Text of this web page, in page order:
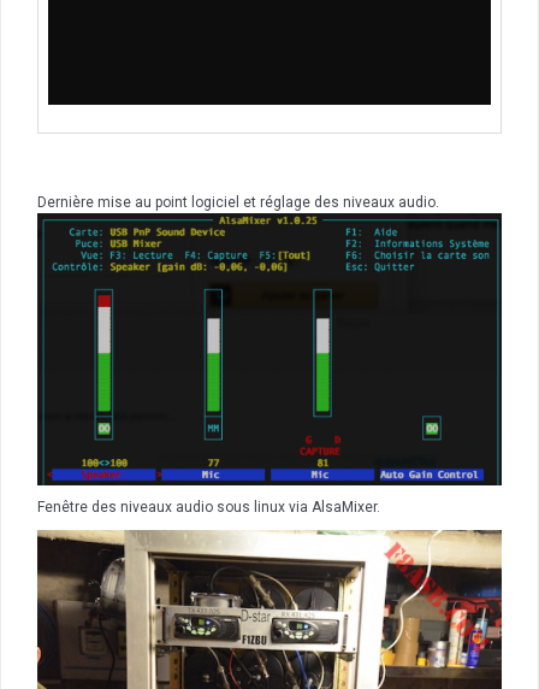
Dernière mise au point logiciel et réglage des niveaux audio.
Fenêtre des niveaux audio sous linux via AlsaMixer.